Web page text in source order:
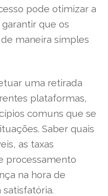
pode otimizar a
que os
maneira simples
uma retirada
plataformas,
comuns que se
Saber quais
as taxas
processamento
na hora de